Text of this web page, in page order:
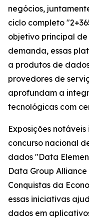
negócios,
ciclo completo
objetivo principal
demanda, essas
a produtos de
provedores de
aprofundam a
tecnológicas com
Exposições
concurso nacional
dados "Data
Data Group
Conquistas da
essas iniciativas
dados em